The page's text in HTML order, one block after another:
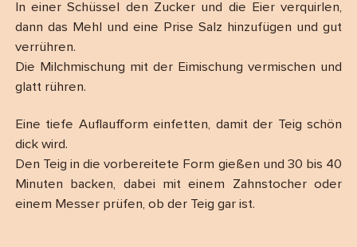
In einer Schüssel den Zucker und die Eier verquirlen,
dann das Mehl und eine Prise Salz hinzufügen und gut
verrühren.
Die Milchmischung mit der Eimischung vermischen und
glatt rühren.
Eine tiefe Auflaufform einfetten, damit der Teig schön
dick wird.
Den Teig in die vorbereitete Form gießen und 30 bis 40
Minuten backen, dabei mit einem Zahnstocher oder
einem Messer prüfen, ob der Teig gar ist.